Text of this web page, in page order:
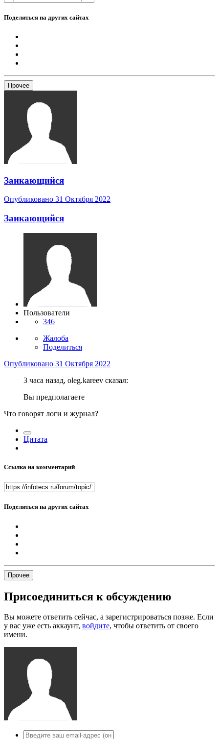
Поделиться на других сайтах
Прочее
Заикающийся
Опубликовано 31 Октября 2022
Заикающийся
Пользователи
346
Жалоба
Поделиться
Опубликовано 31 Октября 2022
3 часа назад, oleg.kareev сказал:
Вы предполагаете
Что говорят логи и журнал?
Цитата
Ссылка на комментарий
Поделиться на других сайтах
Прочее
Присоединиться к обсуждению
Вы можете ответить сейчас, а зарегистрироваться позже. Если
у вас уже есть аккаунт, войдите, чтобы ответить от своего
имени.